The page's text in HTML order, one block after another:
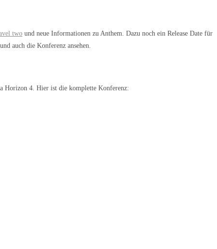
two und neue Informationen zu Anthem. Dazu noch ein Release Date für
und auch die Konferenz ansehen.
Horizon 4. Hier ist die komplette Konferenz: